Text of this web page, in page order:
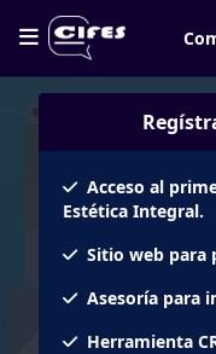
Acceso al
Estética Integral.
Sitio web para
Asesoría para
Herramienta